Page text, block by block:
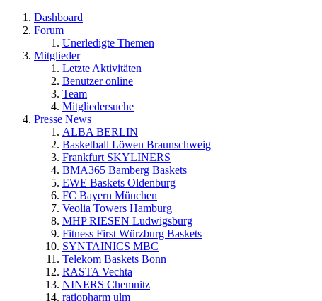
Dashboard
Forum
Unerledigte Themen
Mitglieder
Letzte Aktivitäten
Benutzer online
Team
Mitgliedersuche
Presse News
ALBA BERLIN
Basketball Löwen Braunschweig
Frankfurt SKYLINERS
BMA365 Bamberg Baskets
EWE Baskets Oldenburg
FC Bayern München
Veolia Towers Hamburg
MHP RIESEN Ludwigsburg
Fitness First Würzburg Baskets
SYNTAINICS MBC
Telekom Baskets Bonn
RASTA Vechta
NINERS Chemnitz
ratiopharm ulm